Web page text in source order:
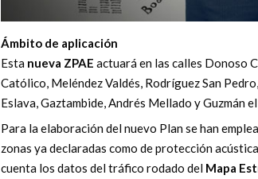
Ámbito de aplicación
Esta nueva ZPAE actuará en las calles Donoso
Católico, Meléndez Valdés, Rodríguez San
Eslava, Gaztambide, Andrés Mellado y Guzmán
Para la elaboración del nuevo Plan se han
zonas ya declaradas como de protección
cuenta los datos del tráfico rodado del Mapa